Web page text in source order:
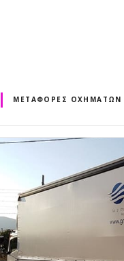
ΜΕΤΑΦΟΡΈΣ ΟΧΗΜΆΤΩΝ